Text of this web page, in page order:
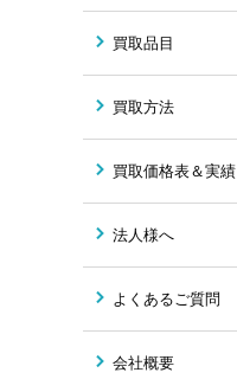
買取品目
買取方法
買取価格表＆実績
法人様へ
よくあるご質問
会社概要